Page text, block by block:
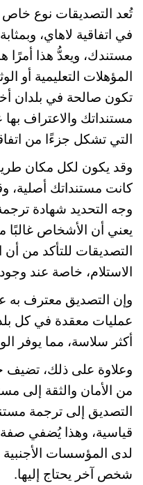
تُعد التصديقات نوع
في اتفاقية لاهاي،
مستندك، ويعدُّ هذا أمرًا
المؤهلات التعليمية أو
تكون صالحة في بلدان
مستنداتك والاعتراف
التي تشكل جزءًا من
وقد يكون لكل مكان
كانت مستنداتك أصلية،
وجه التحديد شهادة
يعني أن الأشخاص
التصديقات للتأكد من
الاستلام، خاصة عند
وإن التصديق معترف به
عمليات معقدة في كل
أكثر سلاسة، مما يوفر
وعلاوة على ذلك، تضيف
من الأمان والثقة إلى
التصديق إلى ترجمة
قياسية، وهذا يُضفي صفة
لدى المؤسسات الأجنبية
شخص آخر يحتاج إليها.